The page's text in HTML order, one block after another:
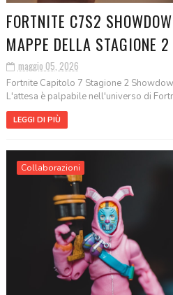
FORTNITE C7S2
MAPPE DELLA STAGIONE 2
maggio 05, 2026
Fortnite Capitolo 7 Stagione 2
L'attesa è palpabile nell'universo di
LEGGI DI PIÙ
Collaborazioni